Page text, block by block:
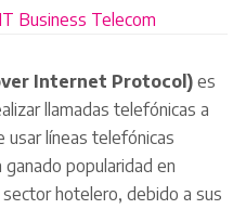
Business Telecom
Internet Protocol)es
llamadas telefónicas a
usar líneas telefónicas
popularidad en
hotelero, debido a sus